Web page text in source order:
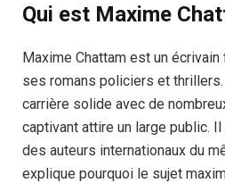
Qui est Maxime
Maxime Chattam est un
ses romans policiers et
carrière solide avec de
captivant attire un large public.
des auteurs internationaux du
explique pourquoi le sujet